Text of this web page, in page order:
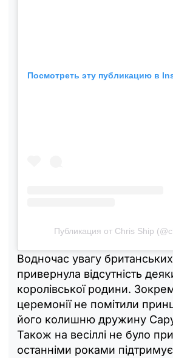
Посмотреть эту публикацию в
Публикация от Chris Ship
Водночас увагу
привернула відсутність
королівської родини.
церемонії не помітили
його колишню дружину
Також на весіллі не було
останніми роками